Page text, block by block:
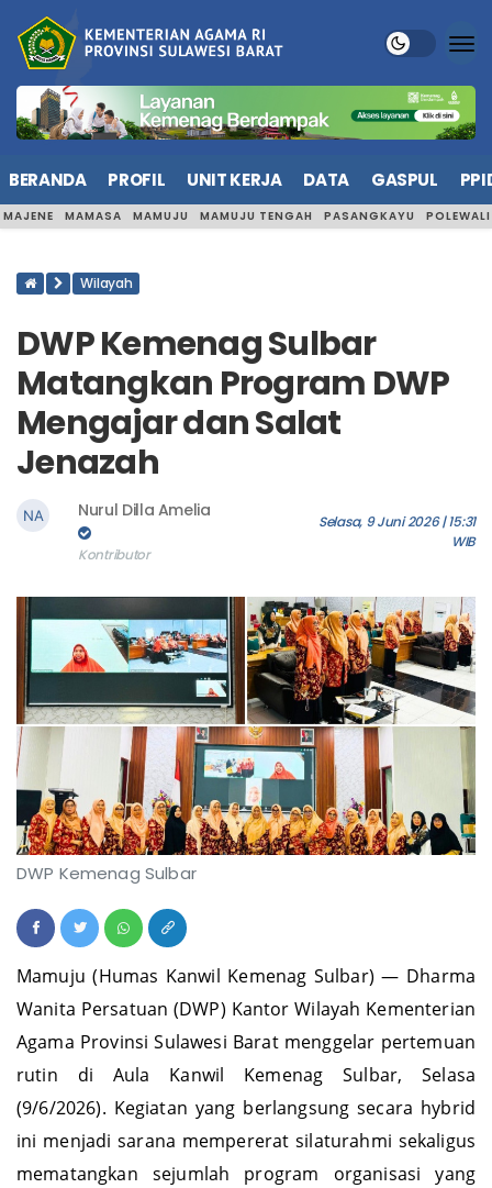
BERANDA PROFIL UNIT KERJA DATA GASPUL
MAJENE MAMASA MAMUJU MAMUJU TENGAH PASANGKAYU
Wilayah
DWP Kemenag Sulbar
Matangkan Program DWP
Mengajar dan Salat
Jenazah
Nurul Dilla Amelia
Kontributor
Selasa, 9 Juni 2026 | 15:31
WIB
DWP Kemenag Sulbar
Mamuju (Humas Kanwil Kemenag Sulbar) — Dharma
Wanita Persatuan (DWP) Kantor Wilayah Kementerian
Agama Provinsi Sulawesi Barat menggelar pertemuan
rutin di Aula Kanwil Kemenag Sulbar, Selasa
(9/6/2026). Kegiatan yang berlangsung secara hybrid
ini menjadi sarana mempererat silaturahmi sekaligus
mematangkan sejumlah program organisasi yang